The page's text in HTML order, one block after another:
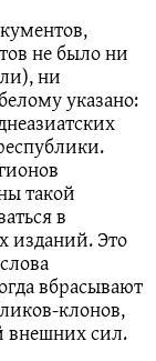
не было ни
ни
указано:
такой
в
изданий. Это
вбрасывают
клонов,
внешних сил.